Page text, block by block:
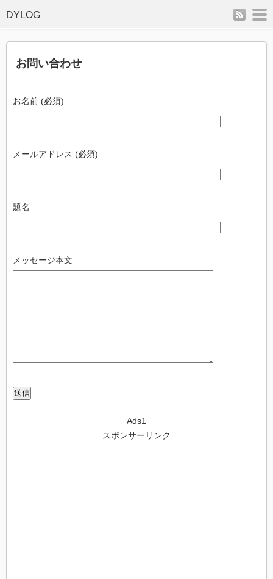
rss
お問い合わせ
お名前 (必須)
メールアドレス (必須)
題名
メッセージ本文
Ads1
スポンサーリンク